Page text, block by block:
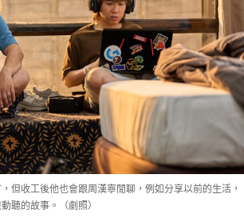
但收工後他也會跟周漢寧閒聊，例如分享以前的生活，
聽的故事。（劇照）